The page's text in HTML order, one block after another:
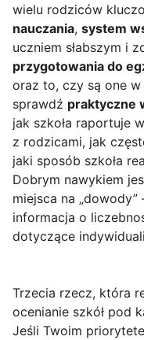
wielu rodziców
nauczania, system
uczniem słabszym i
przygotowania do
oraz to, czy są one
sprawdź praktyczne
jak szkoła raportuje
z rodzicami, jak
jaki sposób szkoła
Dobrym nawykiem
miejsca na
informacja o
dotyczące
Trzecia rzecz, która
ocenianie szkół pod
Jeśli Twoim